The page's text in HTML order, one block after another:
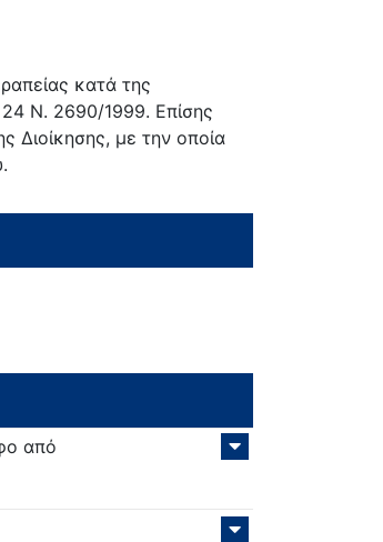
κατά της
Ν. 2690/1999. Επίσης
Διοίκησης, με την οποία
από